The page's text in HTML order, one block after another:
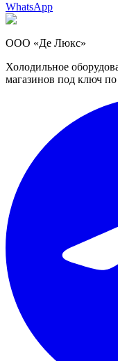
WhatsApp
ООО «Де Люкс»
Холодильное
магазинов под ключ